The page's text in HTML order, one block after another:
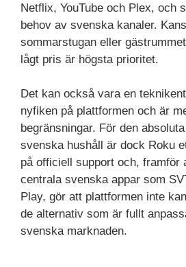
Netflix, YouTube och Plex, och
behov av svenska kanaler.
sommarstugan eller
lågt pris är högsta prioritet.
Det kan också vara en
nyfiken på plattformen och är
begränsningar. För den
svenska hushåll är dock Roku
på officiell support och, framför
centrala svenska appar som
Play, gör att plattformen inte
de alternativ som är fullt
svenska marknaden.